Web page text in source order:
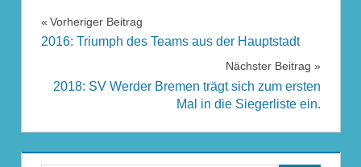
Beitragsnavigation
Vorheriger Beitrag
2016: Triumph des Teams aus der Hauptstadt
Nächster Beitrag
2018: SV Werder Bremen trägt sich zum ersten
Mal in die Siegerliste ein.